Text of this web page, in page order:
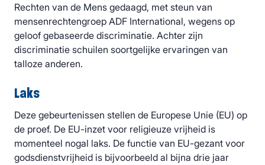
Rechten van de Mens gedaagd, met steun van
mensenrechtengroep ADF International, wegens op
geloof gebaseerde discriminatie. Achter zijn
discriminatie schuilen soortgelijke ervaringen van
talloze anderen.
Laks
Deze gebeurtenissen stellen de Europese Unie (EU) op
de proef. De EU-inzet voor religieuze vrijheid is
momenteel nogal laks. De functie van EU-gezant voor
godsdienstvrijheid is bijvoorbeeld al bijna drie jaar